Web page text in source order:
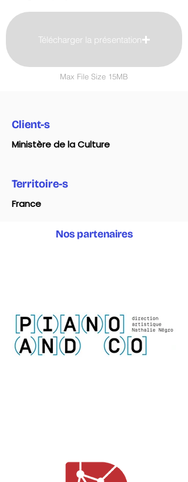
Télécharger la présentation
Max File Size 15MB
Client-s
Ministère de la Culture
Territoire-s
France
Nos partenaires